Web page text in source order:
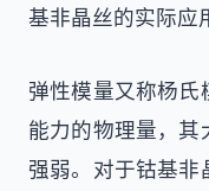
基非晶丝的实际应
弹性模量又称杨
能力的物理量，
强弱。对于钴基非